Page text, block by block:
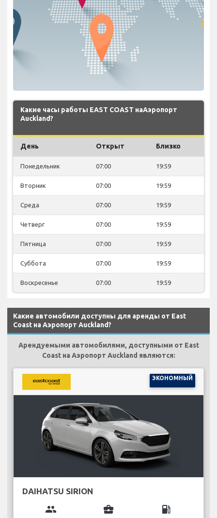
Какие часы работы EAST COAST наАэропорт
Auckland?
День Открыт Близко
Понедельник 07:00 19:59
Вторник 07:00 19:59
Среда 07:00 19:59
Четверг 07:00 19:59
Пятница 07:00 19:59
Суббота 07:00 19:59
Воскресенье 07:00 19:59
Какие автомобили доступны для аренды от East
Coast на Аэропорт Auckland?
Арендуемыми автомобилями, доступными от East
Coast на Аэропорт Auckland являются:
ЭКОНОМНЫЙ
DAIHATSU SIRION
group business_center local_gas_station